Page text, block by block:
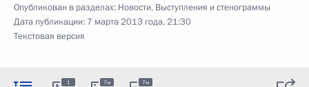
Опубликован в разделах: Новости, Выступления и стенограммы
Дата публикации: 7 марта 2013 года, 21:30
Текстовая версия
1 7м 7м